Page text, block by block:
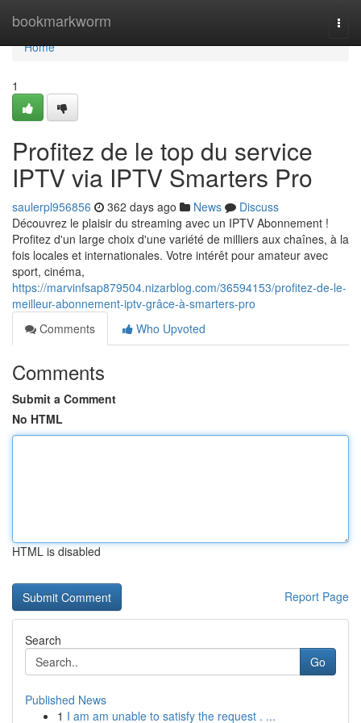
bookmarkworm
Home
Home
1
Profitez de le top du service
IPTV via IPTV Smarters Pro
saulerpl956856 362 days ago News
Discuss
Découvrez le plaisir du streaming avec un IPTV Abonnement !
Profitez d'un large choix d'une variété de milliers aux chaînes, à la
fois locales et internationales. Votre intérêt pour amateur avec
sport, cinéma,
https://marvinfsap879504.nizarblog.com/36594153/profitez-de-le-
meilleur-abonnement-iptv-grâce-à-smarters-pro
Comments
Who Upvoted
Comments
Submit a Comment
No HTML
HTML is disabled
Report Page
Search
Go
Published News
1 I am am unable to satisfy the request . ...